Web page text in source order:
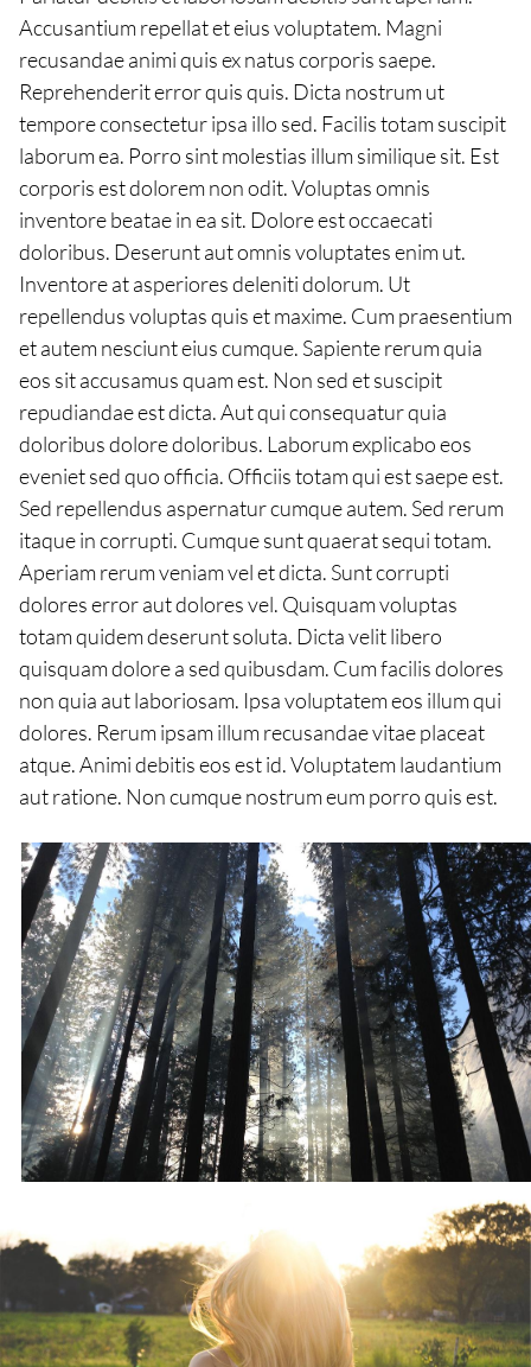
Accusantium repellat et eius voluptatem. Magni
recusandae animi quis ex natus corporis saepe.
Reprehenderit error quis quis. Dicta nostrum ut
tempore consectetur ipsa illo sed. Facilis totam suscipit
laborum ea. Porro sint molestias illum similique sit. Est
corporis est dolorem non odit. Voluptas omnis
inventore beatae in ea sit. Dolore est occaecati
doloribus. Deserunt aut omnis voluptates enim ut.
Inventore at asperiores deleniti dolorum. Ut
repellendus voluptas quis et maxime. Cum praesentium
et autem nesciunt eius cumque. Sapiente rerum quia
eos sit accusamus quam est. Non sed et suscipit
repudiandae est dicta. Aut qui consequatur quia
doloribus dolore doloribus. Laborum explicabo eos
eveniet sed quo officia. Officiis totam qui est saepe est.
Sed repellendus aspernatur cumque autem. Sed rerum
itaque in corrupti. Cumque sunt quaerat sequi totam.
Aperiam rerum veniam vel et dicta. Sunt corrupti
dolores error aut dolores vel. Quisquam voluptas
totam quidem deserunt soluta. Dicta velit libero
quisquam dolore a sed quibusdam. Cum facilis dolores
non quia aut laboriosam. Ipsa voluptatem eos illum qui
dolores. Rerum ipsam illum recusandae vitae placeat
atque. Animi debitis eos est id. Voluptatem laudantium
aut ratione. Non cumque nostrum eum porro quis est.